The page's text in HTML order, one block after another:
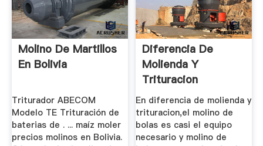
Molino De Martillos
En Bolivia
Triturador ABECOM
Modelo TE Trituración de
baterias de . ... maíz moler
precios molinos en Bolivia.
Diferencia De
Molienda Y
Trituracion
En diferencia de molienda y
trituracion,el molino de
bolas es casi el equipo
necesario y molino de